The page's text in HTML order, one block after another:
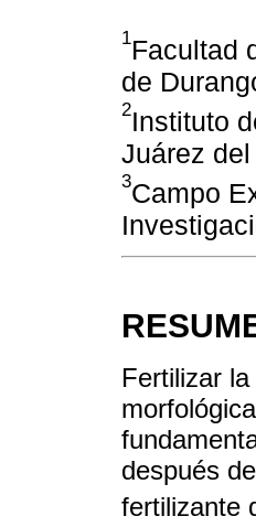
1Facultad
de
2Instituto
Juárez
3Campo
Fertilizar
después
fertilizante